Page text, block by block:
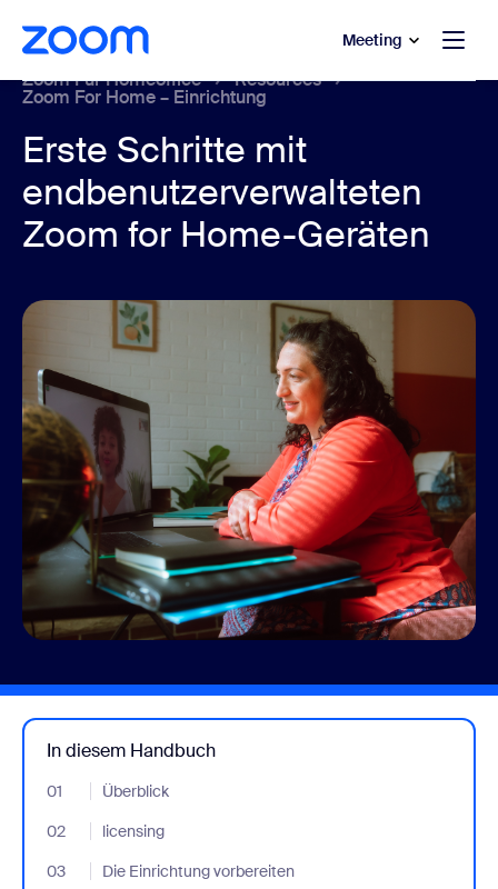
wechseln
Chat wechseln Meeting
Zoom Für Homeoffice Resources
Zoom For Home – Einrichtung
Erste Schritte mit
endbenutzerverwalteten
Zoom for Home-Geräten
In diesem Handbuch
01 Überblick
- Jumplink to Überblick
02
licensing
- Jumplink to licensing
03
Die Einrichtung vorbereiten
- Jumplink to Die Einrichtung vorbereiten